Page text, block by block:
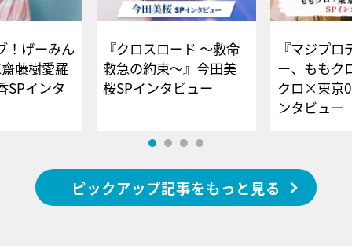
！げーみん
藤樹愛羅
SPインタ
『クロスロード ～救命
救急の約束～』今田美
桜SPインタビュー
『マジプロ
ー、ももク
クロ×東京
ンタビュー
ピックアップ記事をもっと見る